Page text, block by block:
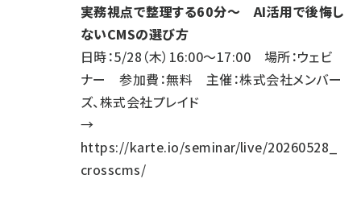
実務視点で整理する60分〜 AI活用で後悔し
ないCMSの選び方
日時：5/28（木）16:00～17:00 場所：ウェビ
ナー 参加費：無料 主催：株式会社メンバー
ズ、株式会社プレイド
→
https://karte.io/seminar/live/20260528_
crosscms/